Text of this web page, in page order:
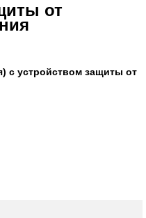
от
с устройством защиты от